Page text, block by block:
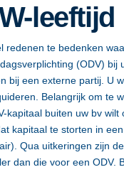
leeftijd
redenen te bedenken
(ODV) bij
bij een externe partij. U
Belangrijk om te
kapitaal buiten uw bv wilt
kapitaal te storten in
Qua uitkeringen zijn
dan die voor een ODV.